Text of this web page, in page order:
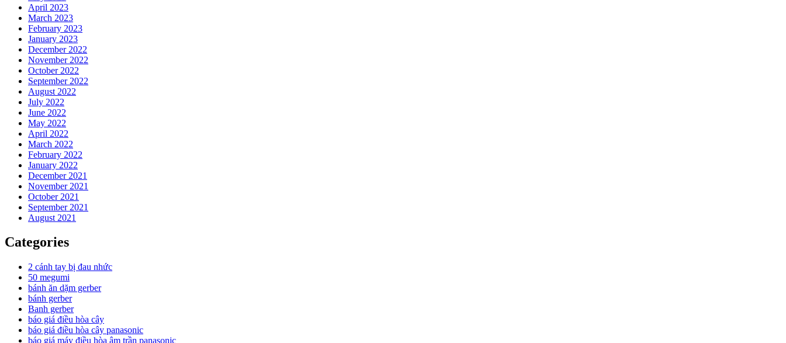
April 2023
March 2023
February 2023
January 2023
December 2022
November 2022
October 2022
September 2022
August 2022
July 2022
June 2022
May 2022
April 2022
March 2022
February 2022
January 2022
December 2021
November 2021
October 2021
September 2021
August 2021
Categories
2 cánh tay bị đau nhức
50 megumi
bánh ăn dặm gerber
bánh gerber
Banh gerber
báo giá điều hòa cây
báo giá điều hòa cây panasonic
báo giá máy điều hòa âm trần panasonic